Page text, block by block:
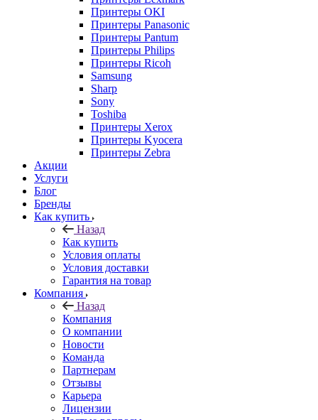
Принтеры OKI
Принтеры Panasonic
Принтеры Pantum
Принтеры Philips
Принтеры Ricoh
Samsung
Sharp
Sony
Toshiba
Принтеры Xerox
Принтеры Kyocera
Принтеры Zebra
Акции
Услуги
Блог
Бренды
Как купить
Назад
Как купить
Условия оплаты
Условия доставки
Гарантия на товар
Компания
Назад
Компания
О компании
Новости
Команда
Партнерам
Отзывы
Карьера
Лицензии